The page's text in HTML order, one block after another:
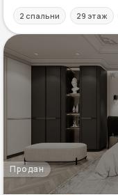
2 спальни 29 этаж
Продан